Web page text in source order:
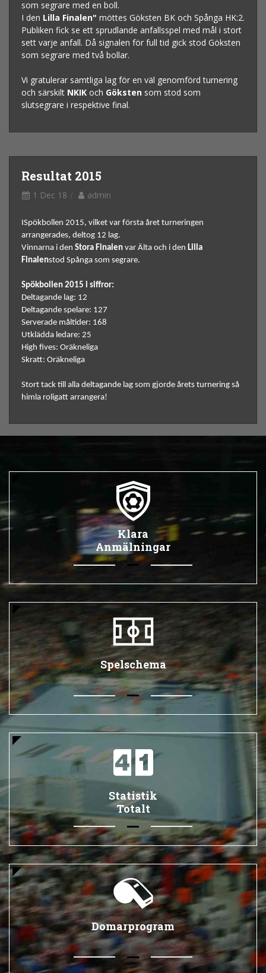
som segrare med en boll.
I den Lilla Finalen" möttes Göksten BK och Spånga HK:2.
Publiken fick se ett sprudlande anfallsspel med mål i stort
sett varje anfall. Då signalen för full tid gick stod Göksten
som segrare med två bollar.
Vi gratulerar samtliga lag för en väl genomförd turnering
och särskilt NKIK och Göksten som stod som
slutsegrare i respektive final.
Resultat 2015
1 Dec 18 admin
ISpökbollen 2015, vilket var första året turneringen
arrangerades, deltog 12 lag.
Vinnarna i den Stora Finalen var Älta och i den Lilla
Finalenstod Spånga som segrare.
Spökbollen 2015 i siffror:
Deltagande lag: 12
Deltagande spelare: 127
Serverade måltider: 168
Utklädda ledare: 25
High fives: Oräkneliga
Skratt: Oräkneliga
Stort tack till alla deltagande lag som gjorde årets turnering så
himla roligatt arrangera!
Klara
Anmälningar
Spelschema
Statistik
Totalt
Domarprogram